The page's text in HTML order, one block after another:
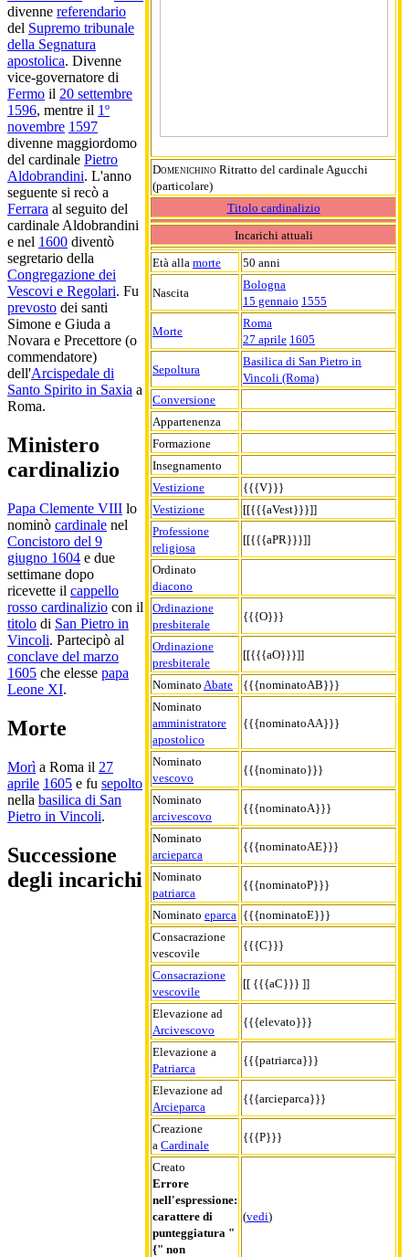
Domenichino Ritratto del cardinale Agucchi
(particolare)
Titolo cardinalizio
Incarichi attuali
Età alla morte 50 anni
Nascita
Bologna
15 gennaio 1555
Morte
Roma
27 aprile 1605
Sepoltura
Basilica di San Pietro in
Vincoli (Roma)
Conversione
Appartenenza
Formazione
Insegnamento
Vestizione
{{{V}}}
Vestizione
[[{{{aVest}}}]]
Professione
religiosa
[[{{{aPR}}}]]
Ordinato
diacono
Ordinazione
presbiterale
{{{O}}}
Ordinazione
presbiterale
[[{{{aO}}}]]
Nominato Abate
{{{nominatoAB}}}
Nominato
amministratore
apostolico
{{{nominatoAA}}}
Nominato
vescovo
{{{nominato}}}
Nominato
arcivescovo
{{{nominatoA}}}
Nominato
arcieparca
{{{nominatoAE}}}
Nominato
patriarca
{{{nominatoP}}}
Nominato eparca {{{nominatoE}}}
Consacrazione
vescovile
{{{C}}}
Consacrazione
vescovile
[[ {{{aC}}} ]]
Elevazione ad
Arcivescovo
{{{elevato}}}
Elevazione a
Patriarca
{{{patriarca}}}
Elevazione ad
Arcieparca
{{{arcieparca}}}
Creazione
a Cardinale
{{{P}}}
Creato
Errore
nell'espressione:
carattere di
punteggiatura "
{" non
(vedi)
divenne referendario
del Supremo tribunale
della Segnatura
apostolica. Divenne
vice-governatore di
Fermo il 20 settembre
1596, mentre il 1º
novembre 1597
divenne maggiordomo
del cardinale Pietro
Aldobrandini. L'anno
seguente si recò a
Ferrara al seguito del
cardinale Aldobrandini
e nel 1600 diventò
segretario della
Congregazione dei
Vescovi e Regolari. Fu
prevosto dei santi
Simone e Giuda a
Novara e Precettore (o
commendatore)
dell'Arcispedale di
Santo Spirito in Saxia a
Roma.
Ministero
cardinalizio
Papa Clemente VIII lo
nominò cardinale nel
Concistoro del 9
giugno 1604 e due
settimane dopo
ricevette il cappello
rosso cardinalizio con il
titolo di San Pietro in
Vincoli. Partecipò al
conclave del marzo
1605 che elesse papa
Leone XI.
Morte
Morì a Roma il 27
aprile 1605 e fu sepolto
nella basilica di San
Pietro in Vincoli.
Successione
degli incarichi